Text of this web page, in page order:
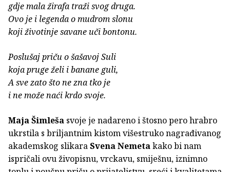
gdje mala žirafa traži svog druga.
Ovo je i legenda o mudrom slonu
koji životinje savane uči bontonu.
Poslušaj priču o šašavoj Suli
koja pruge želi i banane guli,
A sve zato što ne zna tko je
i ne može naći krdo svoje.
Maja Šimleša svoje je nadareno i štosno pero hrabro
ukrstila s briljantnim kistom višestruko nagrađivanog
akademskog slikaraSvena Nemetakako bi nam
ispričali ovu živopisnu, vrckavu, smiješnu, iznimno